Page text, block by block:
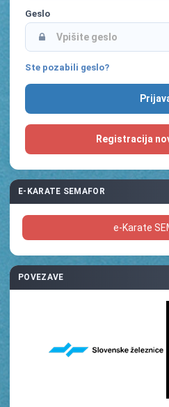
Geslo
Ste pozabili geslo?
Registracija
E-KARATE SEMAFOR
e-Karate
POVEZAVE